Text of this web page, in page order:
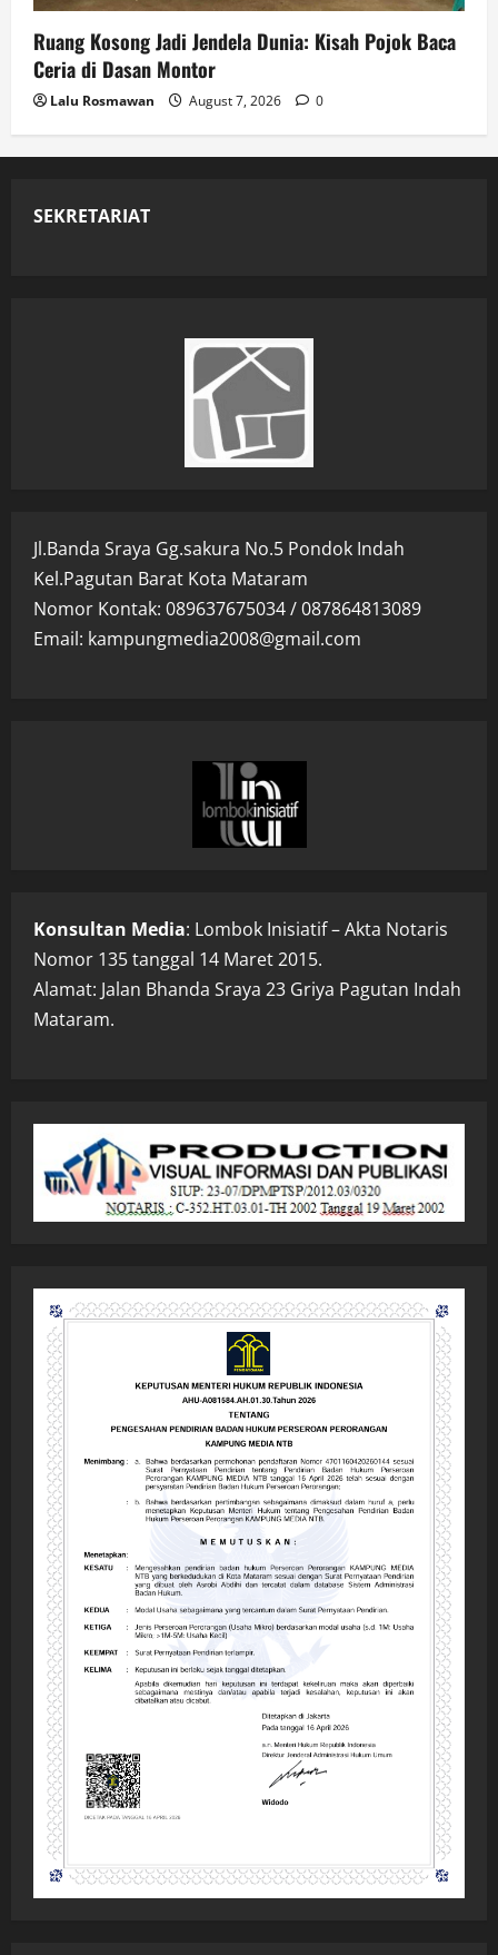
Ruang Kosong Jadi Jendela Dunia: Kisah Pojok Baca
Ceria di Dasan Montor
Lalu Rosmawan August 7, 2026 0
SEKRETARIAT
Jl.Banda Sraya Gg.sakura No.5 Pondok Indah
Kel.Pagutan Barat Kota Mataram
Nomor Kontak: 089637675034 / 087864813089
Email: kampungmedia2008@gmail.com
Konsultan Media: Lombok Inisiatif – Akta Notaris
Nomor 135 tanggal 14 Maret 2015.
Alamat: Jalan Bhanda Sraya 23 Griya Pagutan Indah
Mataram.